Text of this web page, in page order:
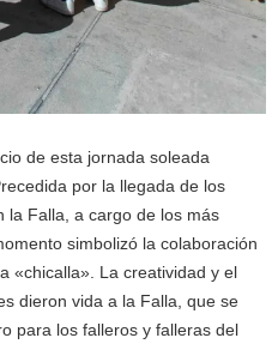
de esta jornada soleada
por la llegada de los
la Falla, a cargo de los más
simbolizó la colaboración
«chicalla». La creatividad y el
dieron vida a la Falla, que se
para los falleros y falleras del